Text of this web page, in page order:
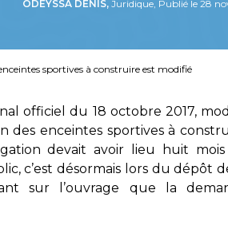
ODEYSSA DENIS, Juridique, Publié le 28
sportives à construire est modifié
officiel du 18 octobre 2017,
des enceintes sportives à
devait avoir lieu huit
c’est désormais lors du dépôt
sur l’ouvrage que la